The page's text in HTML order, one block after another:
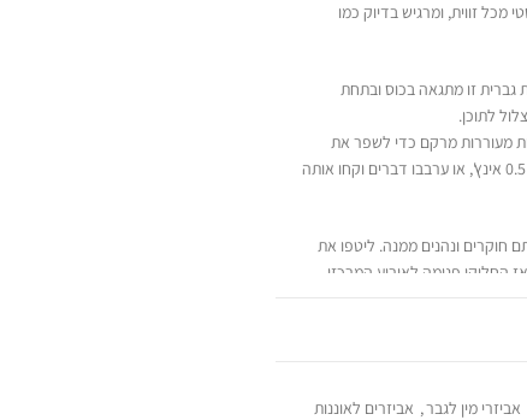
מכל זווית, ומרגיש בדיוק כמו
גברית זו מתגאה בכוס ובתחת
לתוכן.
מעוררות מרקם כדי לשפר את
התחושות. חקרו את הנרתיק השופע שלה ברוחב של 0.5 אינץ', או ערבבו דברים וקחו אותה
חוקרים ונהנים ממנה. ליטפו את
החליקו פנימה לאירוע המרכזי.
שלו, חממו את הצעצוע במים
אביזרי מין לגבר, אביזרים לאוננות